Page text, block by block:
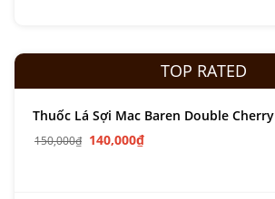
TOP RATED
Thuốc Lá Sợi Mac Baren Double Cherry
150,000₫ 140,000₫